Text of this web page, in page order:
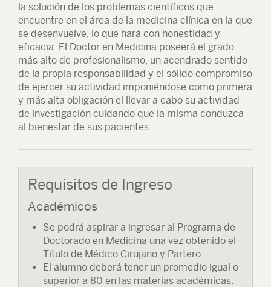
la solución de los problemas científicos que
encuentre en el área de la medicina clínica en la que
se desenvuelve, lo que hará con honestidad y
eficacia. El Doctor en Medicina poseerá el grado
más alto de profesionalismo, un acendrado sentido
de la propia responsabilidad y el sólido compromiso
de ejercer su actividad imponiéndose como primera
y más alta obligación el llevar a cabo su actividad
de investigación cuidando que la misma conduzca
al bienestar de sus pacientes.
Requisitos de Ingreso
Académicos
Se podrá aspirar a ingresar al Programa de
Doctorado en Medicina una vez obtenido el
Título de Médico Cirujano y Partero.
El alumno deberá tener un promedio igual o
superior a 80 en las materias académicas.